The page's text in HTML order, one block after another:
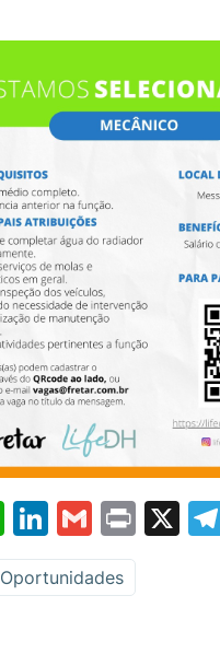
WhatsApp
LinkedIn
GmailPrint
X